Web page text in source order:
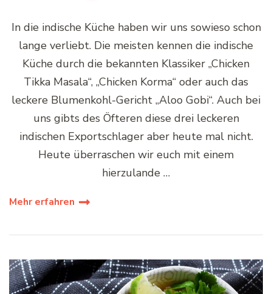
In die indische Küche haben wir uns sowieso schon
lange verliebt. Die meisten kennen die indische
Küche durch die bekannten Klassiker „Chicken
Tikka Masala“, „Chicken Korma“ oder auch das
leckere Blumenkohl-Gericht „Aloo Gobi“. Auch bei
uns gibts des Öfteren diese drei leckeren
indischen Exportschlager aber heute mal nicht.
Heute überraschen wir euch mit einem
hierzulande …
Mehr erfahren